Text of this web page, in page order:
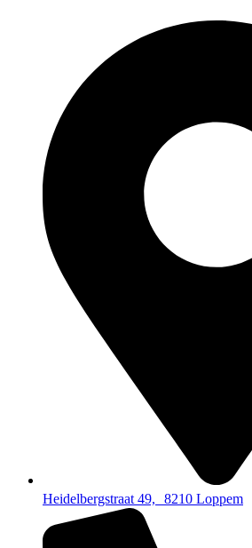
Heidelbergstraat 49, 8210 Loppem